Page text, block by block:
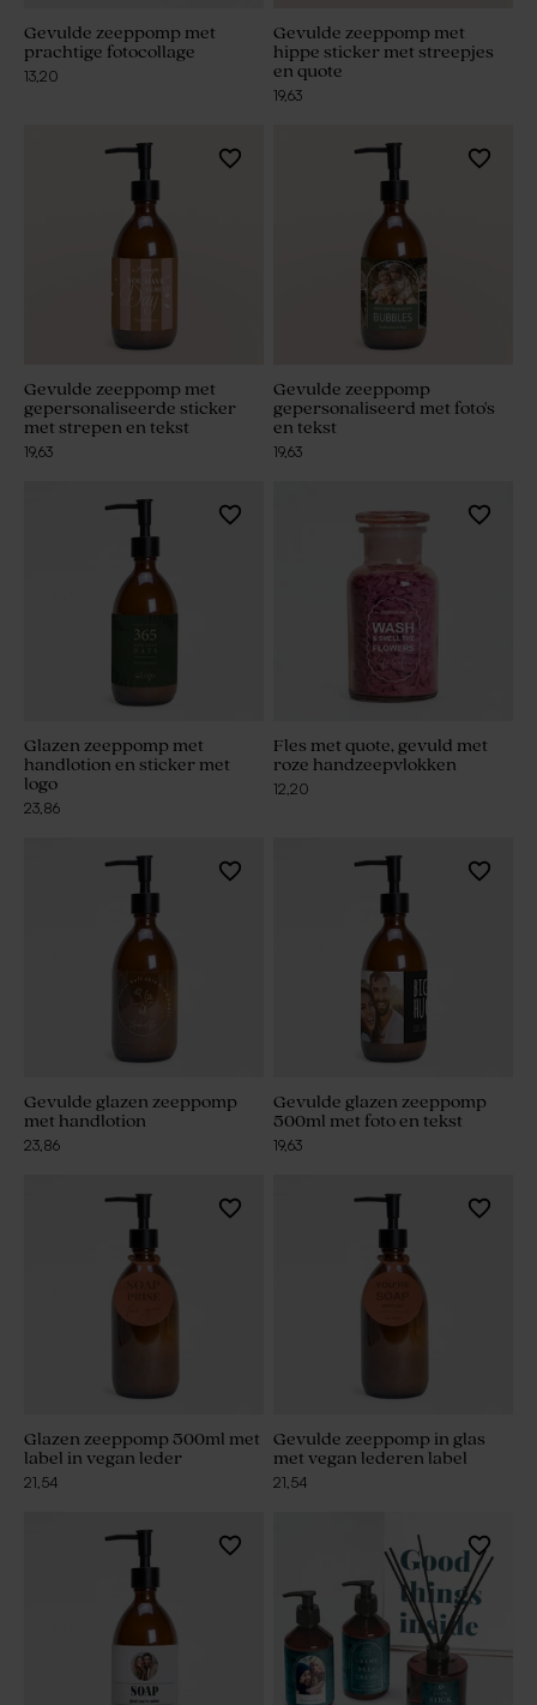
Gevulde zeeppomp met
prachtige fotocollage
13,20
Gevulde zeeppomp met
hippe sticker met streepjes
en quote
19,63
Gevulde zeeppomp met
gepersonaliseerde sticker
met strepen en tekst
19,63
Gevulde zeeppomp
gepersonaliseerd met foto's
en tekst
19,63
Glazen zeeppomp met
handlotion en sticker met
logo
23,86
Fles met quote, gevuld met
roze handzeepvlokken
12,20
Gevulde glazen zeeppomp
met handlotion
23,86
Gevulde glazen zeeppomp
500ml met foto en tekst
19,63
Glazen zeeppomp 500ml met
label in vegan leder
21,54
Gevulde zeeppomp in glas
met vegan lederen label
21,54